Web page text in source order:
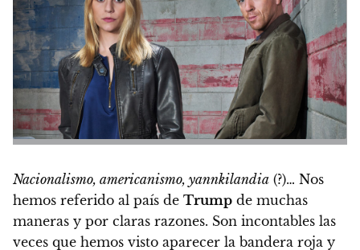
Nacionalismo, americanismo, yannkilandia (?)… Nos
hemos referido al país de Trump de muchas
maneras y por claras razones. Son incontables las
veces que hemos visto aparecer la bandera roja y